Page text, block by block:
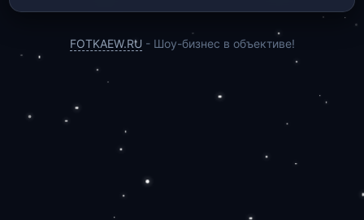
FOTKAEW.RU - Шоу-бизнес в объективе!